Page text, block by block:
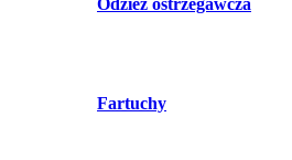
Odzież ostrzegawcza
Fartuchy